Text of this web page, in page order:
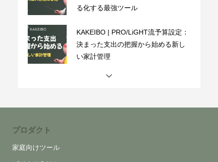
る化する最強ツール
KAKEIBO | PRO/LiGHT流予算設定：
決まった支出の把握から始める新し
い家計管理
プロダクト
家庭向けツール